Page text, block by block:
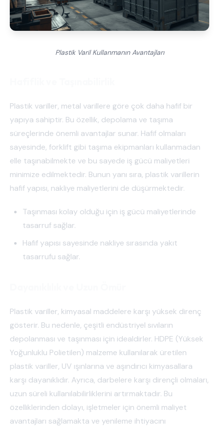
Plastik Varil Kullanmanın Avantajları
Plastik variller, metal varillere göre çok daha hafif bir
yapıya sahiptir. Bu özellik, depolama ve taşıma
süreçlerinde önemli avantajlar sunar. Hafif olmaları
sayesinde, forklift gibi taşıma ekipmanları kullanmadan
elle taşınabilmekte ve bu sayede iş gücü maliyetleri
minimize edilmektedir. Bunun yanı sıra, plastik varillerin
hafif yapısı, nakliye maliyetlerini de düşürmektedir.
Taşınması kolay olduğu için iş gücü maliyetlerinde
tasarruf sağlar.
Hafif yapısı sayesinde nakliye sırasında yakıt
tasarrufu sağlar.
Plastik variller, kimyasal maddelere karşı yüksek direnç
gösterir. Bu nedenle, çeşitli endüstriyel sıvıların
depolanması ve taşınması için idealdirler. HDPE (Yüksek
Yoğunluklu Polietilen) malzeme kullanılarak üretilen
plastik variller, UV ışınlarına ve aşındırıcı kimyasallara
karşı dayanıklıdır. Ayrıca, darbelere karşı dirençli olmaları,
uzun süreli kullanılabilirliklerini artırmaktadır. Bu
özelliklerinden dolayı, işletmeler için önemli maliyet
avantajları sağlamakta ve yenileme ihtiyacını